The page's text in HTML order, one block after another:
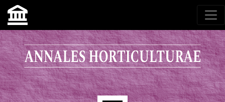
Przejdź do głównego menu
Przejdź do sekcji głównej
Przejdź do stopki